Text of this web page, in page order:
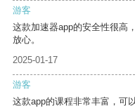
游客
这款加速器app的安全性很高
放心。
2025-01-17
游客
这款app的课程非常丰富，可